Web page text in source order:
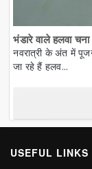
भंडारे वाले हलवा
नवरात्री के अंत में
जा रहे हैं हलव...
USEFUL LINKS